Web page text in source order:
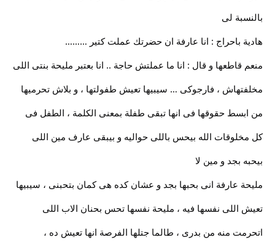
بالنسبة لى
هادية باحراج : انا عارفة ان حضرتك عملت كتير ………
منعم قاطعها و قال : انا ما عملتش حاجة .. انا بعتبر مليحة بنتى اللى
مخلفتهاش ، فارجوكى … سيبيها تعيش طفولتها ، و بلاش تحرميها
من ابسط حقوقها فى انها تبقى طفلة بمعنى الكلمة ، الطفل فى
كل مخلوقات الله بيحس باللى حواليه و بيبقى عارف مين اللى
بيحبه بجد و مين لا
مليحة عارفة انى بحبها بجد و عشان كده هى كمان بتحبنى ، سيبيها
تعيش اللى نفسها فيه ، مليحة نفسها تحس بحنان الاب اللى
اتحرمت منه من بدرى ، طالما جتلها الفرصة انها تعيش ده ،